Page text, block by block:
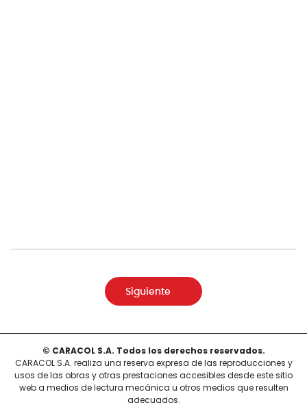
Siguiente
© CARACOL S.A. Todos los derechos reservados.
CARACOL S.A. realiza una reserva expresa de las reproducciones y
usos de las obras y otras prestaciones accesibles desde este sitio
web a medios de lectura mecánica u otros medios que resulten
adecuados.